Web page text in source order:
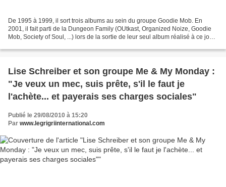
De 1995 à 1999, il sort trois albums au sein du groupe Goodie Mob. En
2001, il fait parti de la Dungeon Family (OUtkast, Organized Noize, Goodie
Mob, Society of Soul, ...) lors de la sortie de leur seul album réalisé à ce jour :
Lise Schreiber et son groupe Me & My Monday :
"Je veux un mec, suis prête, s'il le faut je
l'achète... et payerais ses charges sociales"
Publié le 29/08/2010 à 15:20
Par www.legrigriinternational.com